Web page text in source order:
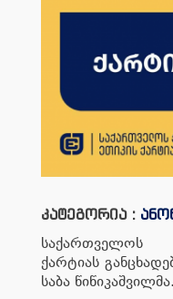
კატეგორია :
საქართველოს
ქარტიას
საბა წიწიკაშვილმა.